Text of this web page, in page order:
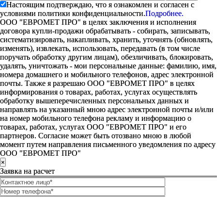
Настоящим подтверждаю, что я ознакомлен и согласен с
условиями политики конфиденциальности.Подробнее.
ООО "ЕВРОМЕТ ПРО" в целях заключения и исполнения
договора купли-продажи обрабатывать - собирать, записывать,
систематизировать, накапливать, хранить, уточнять (обновлять,
изменять), извлекать, использовать, передавать (в том числе
поручать обработку другим лицам), обезличивать, блокировать,
удалять, уничтожать - мои персональные данные: фамилию, имя,
номера домашнего и мобильного телефонов, адрес электронной
почты. Также я разрешаю ООО "ЕВРОМЕТ ПРО" в целях
информирования о товарах, работах, услугах осуществлять
обработку вышеперечисленных персональных данных и
направлять на указанный мною адрес электронной почты и/или
на номер мобильного телефона рекламу и информацию о
товарах, работах, услугах ООО "ЕВРОМЕТ ПРО" и его
партнеров. Согласие может быть отозвано мною в любой
момент путем направления письменного уведомления по адресу
ООО "ЕВРОМЕТ ПРО"
×
Заявка на расчет